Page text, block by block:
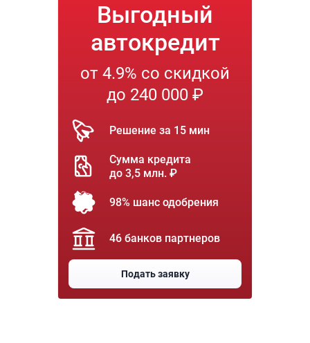
Выгодный
автокредит
от 4.9% со скидкой
до 240 000 ₽
Решение за 15 мин
Сумма кредита
до 3,5 млн. ₽
98% шанс одобрения
46 банков партнеров
Подать заявку